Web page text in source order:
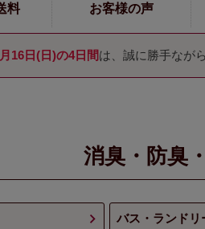
料 お客様の声
16日(日)の4日間は、誠に勝手なが
消臭・防臭
バス・ランドリ